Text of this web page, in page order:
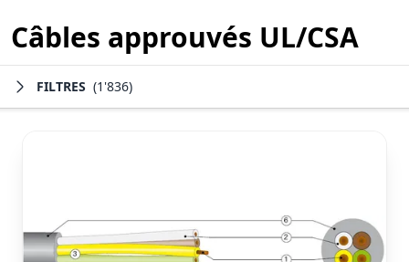
Câbles approuvés UL/CSA
FILTRES (1'836)